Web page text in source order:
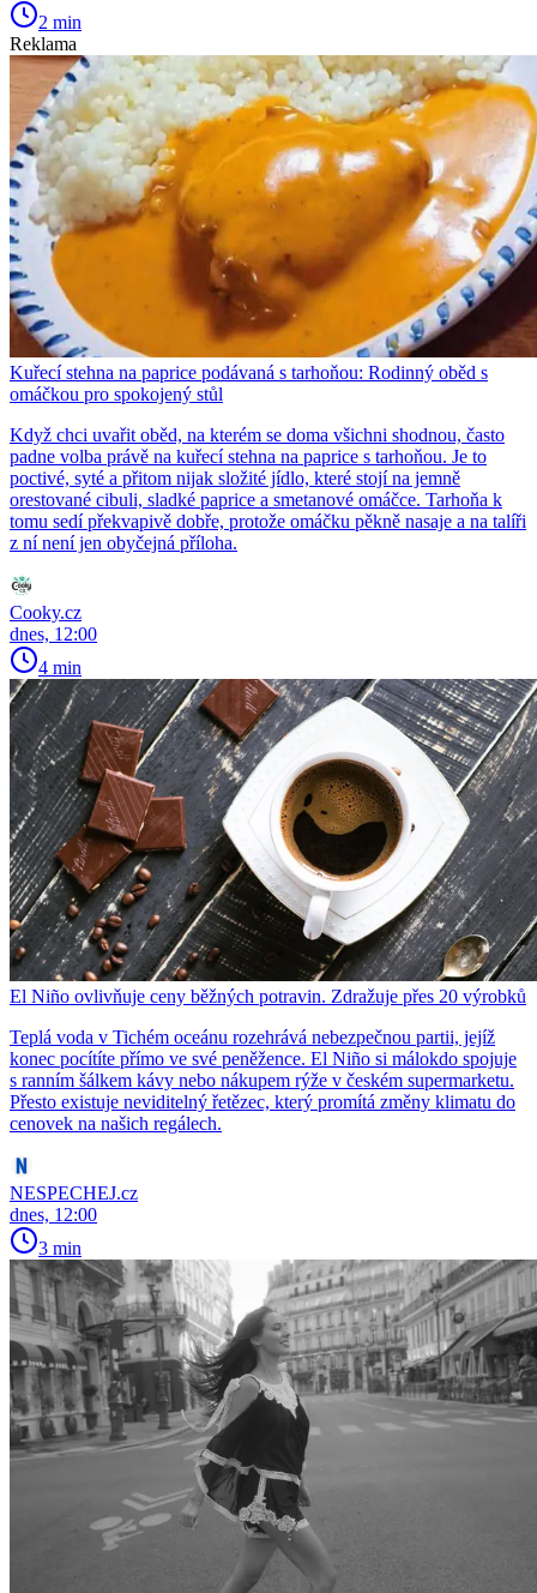
2 min
Reklama
Kuřecí stehna na paprice podávaná s tarhoňou: Rodinný oběd s
omáčkou pro spokojený stůl
Když chci uvařit oběd, na kterém se doma všichni shodnou, často
padne volba právě na kuřecí stehna na paprice s tarhoňou. Je to
poctivé, syté a přitom nijak složité jídlo, které stojí na jemně
orestované cibuli, sladké paprice a smetanové omáčce. Tarhoňa k
tomu sedí překvapivě dobře, protože omáčku pěkně nasaje a na talíři
z ní není jen obyčejná příloha.
Cooky.cz
dnes, 12:00
4 min
El Niño ovlivňuje ceny běžných potravin. Zdražuje přes 20 výrobků
Teplá voda v Tichém oceánu rozehrává nebezpečnou partii, jejíž
konec pocítíte přímo ve své peněžence. El Niño si málokdo spojuje
s ranním šálkem kávy nebo nákupem rýže v českém supermarketu.
Přesto existuje neviditelný řetězec, který promítá změny klimatu do
cenovek na našich regálech.
NESPECHEJ.cz
dnes, 12:00
3 min